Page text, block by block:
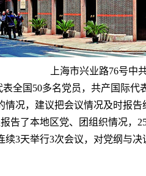
上海市兴业路76号中
全国50多名党员，共产国际
情况，建议把会议情况及时报
告了本地区党、团组织情况，
续3天举行3次会议，对党纲与